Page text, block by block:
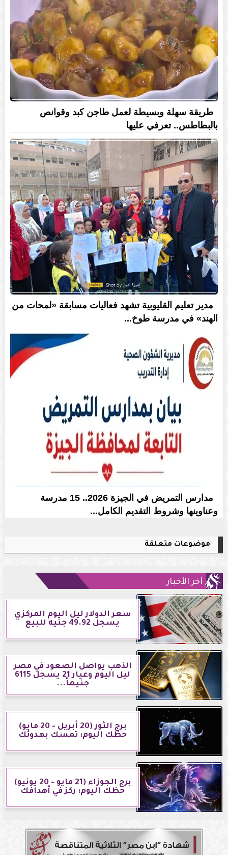
طريقة سهلة وبسيطة لعمل طاجن كبد وقوانص
بالبطاطس.. تعرفي عليها
مدير تعليم القليوبية تشهد فعاليات مسابقة «لمحات من
الهند» في مدرسة طوخ...
مدارس التمريض في الجيزة 2026.. 15 مدرسة
وعناوينها وشروط التقديم الكامل...
موضوعات متعلقة
آخر الأخبار
سعر الدولار ليل اليوم المركزي
يسجل 49.92 جنيه للبيع
الذهب يواصل الصعود في مصر
ليل اليوم وعيار 21 يسجل 6115
جنيهاً...
برج الثور (20 أبريل - 20 مايو)
حظك اليوم: تمسك بهدوئك
برج الجوزاء (21 مايو - 20 يونيو)
حظك اليوم: ركز في أهدافك